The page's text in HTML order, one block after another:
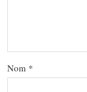
Nom *